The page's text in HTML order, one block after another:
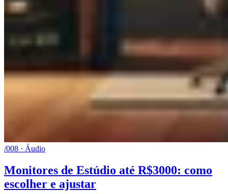
/008 · Áudio
Monitores de Estúdio até R$3000: como
escolher e ajustar